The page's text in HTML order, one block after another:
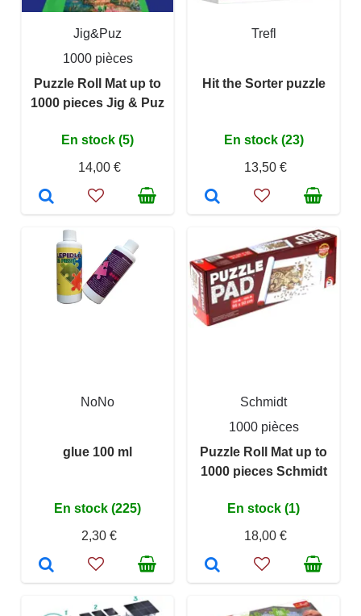
Jig&Puz
1000 pièces
Puzzle Roll Mat up to
1000 pieces Jig & Puz
En stock (5)
14,00 €
Trefl
Hit the Sorter puzzle
En stock (23)
13,50 €
NoNo
glue 100 ml
En stock (225)
2,30 €
Schmidt
1000 pièces
Puzzle Roll Mat up to
1000 pieces Schmidt
En stock (1)
18,00 €